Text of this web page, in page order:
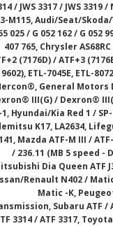
/ JWS 3317 / JWS 3319 /
M115, Audi/Seat/Skoda/
025 / G 052 162 / G 052
407 765, Chrysler
(7176D) / ATF+3
9602), ETL-7045E, ETL-
General Motors
III(G) / Dexron®
1, Hyundai/Kia Red 1 /
K17, LA2634,
Mazda ATF-M III /
/ 236.11 (MB 5 speed -
Dia Queen ATF
Renault N402 /
Matic -K,
Subaru ATF /
3314 / ATF 3317,